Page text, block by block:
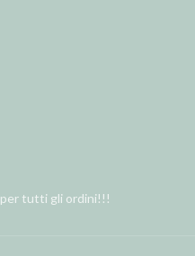
per tutti gli ordini!!!